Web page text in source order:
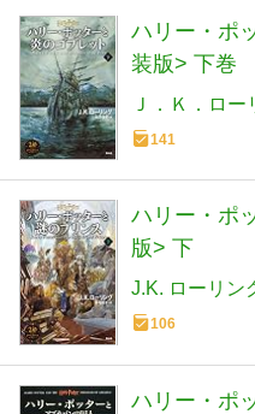
ハリー・ポ
装版> 下巻
Ｊ．Ｋ．ロー
141
ハリー・ポ
版> 下
J.K. ローリン
106
ハリー・ポ